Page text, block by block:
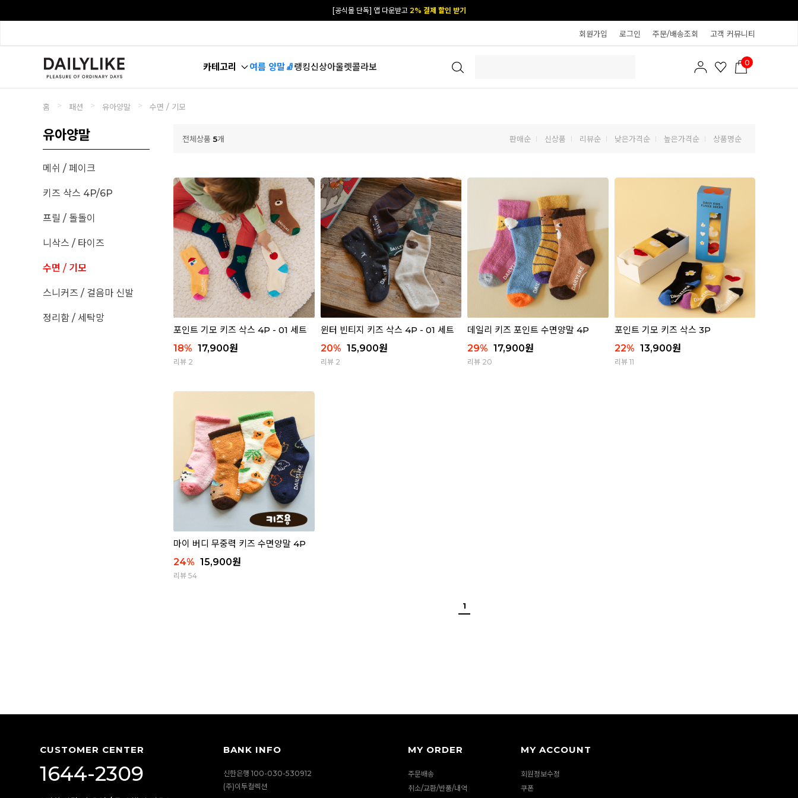
카카오 플친 추가하면1천원 즉시 할인 쿠폰
회원가입 로그인 주문/배송조회 고객 커뮤니티
카테고리 여름 양말🧦랭킹신상아울렛콜라보 0
홈 > 패션 > 유아양말 > 수면 / 기모
유아양말
메쉬 / 페이크
키즈 삭스 4P/6P
프릴 / 돌돌이
니삭스 / 타이즈
수면 / 기모
스니커즈 / 걸음마 신발
정리함 / 세탁망
전체상품 5개 판매순 신상품 리뷰순 낮은가격순 높은가격순 상품명순
포인트 기모 키즈 삭스 4P - 01 세트
18% 17,900원
리뷰 2
윈터 빈티지 키즈 삭스 4P - 01 세트
20% 15,900원
리뷰 2
데일리 키즈 포인트 수면양말 4P
29% 17,900원
리뷰 20
포인트 기모 키즈 삭스 3P
22% 13,900원
리뷰 11
마이 버디 무중력 키즈 수면양말 4P
24% 15,900원
리뷰 54
1
CUSTOMER CENTER
1644-2309
BANK INFO
신한은행 100-030-530912
(주)이투컬렉션
MY ORDER
주문배송
취소/교환/반품/내역
MY ACCOUNT
회원정보수정
쿠폰